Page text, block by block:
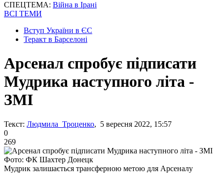
СПЕЦТЕМА: Війна в Ірані
ВСІ ТЕМИ
Вступ України в ЄС
Теракт в Барселоні
Арсенал спробує підписати
Мудрика наступного літа -
ЗМІ
Текст: Людмила Троценко, 5 вересня 2022, 15:57
0
269
Фото: ФК Шахтер Донецк
Мудрик залишається трансферною метою для Арсеналу